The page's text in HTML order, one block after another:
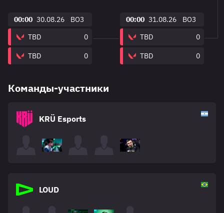
00:00 30.08.26
BO3
TBD
0
TBD 0
00:00 31.08.26
BO3
TBD
0
TBD 0
Команды-участники
KRÜ Esports
LOUD